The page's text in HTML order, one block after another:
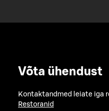
Võta ühendust
Kontaktandmed leiate iga
Restoranid